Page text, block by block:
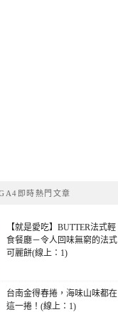
即時熱門文章
【就是愛吃】BUTTER法式輕
食餐廳－令人回味無窮的法式
可麗餅(線上：1)
台南金得春捲，海味山味都在
這一捲！(線上：1)